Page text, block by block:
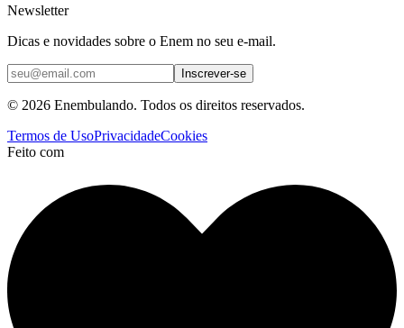
Newsletter
Dicas e novidades sobre o Enem no seu e-mail.
Inscrever-se
© 2026 Enembulando. Todos os direitos reservados.
Termos de UsoPrivacidadeCookies
Feito com